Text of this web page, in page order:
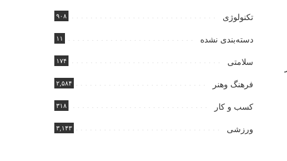
تکنولوژی ۹۰۸
دسته‌بندی نشده ۱۱
سلامتی ۱۷۴
فرهنگ وهنر ۲,۵۸۴
کسب و کار ۳۱۸
ورزشی ۳,۱۴۳